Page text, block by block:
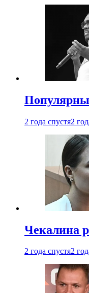
2 года спустя2
Чекалина
2 года спустя2